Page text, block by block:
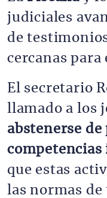
judiciales
de
cercanas para
El secretario
llamado a los
abstenerse
competencias
que estas
las normas